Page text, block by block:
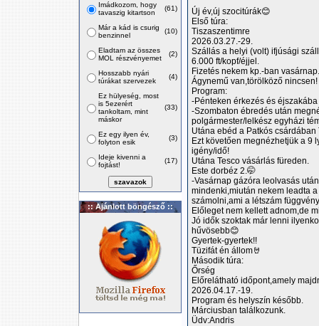
Imádkozom, hogy
tavaszig kitartson
(61)
Már a kád is csurig
benzinnel
(10)
Eladtam az összes
MOL részvényemet
(2)
Hosszabb nyári
túrákat szervezek
(4)
Ez hülyeség, most
is 5ezerért
tankoltam, mint
máskor
(33)
Ez egy ilyen év,
folyton esik
(3)
Ideje kivenni a
fojtást!
(17)
:: Ajánlott böngésző ::
Új év,új szocitúrák😊
Első túra:
Tiszaszentimre
2026.03.27.-29.
Szállás a helyi (volt) ifjúsági
6.000 ft/kopf/éjjel.
Fizetés nekem kp.-ban vasárnap.
Ágynemű van,törölköző nincsen!
Program:
-Pénteken érkezés és
-Szombaton ébredés után
polgármester/lelkész egyházi
Utána ebéd a Patkós
Ezt követően megnézhetjük a 9
igény/idő!
Utána Tesco vásárlás füreden.
Este dorbéz 2.🤭
-Vasárnap gázóra leolvasás
mindenki,miután nekem leadta
számolni,ami a létszám
Előleget nem kellett adnom,de
Jó idők szoktak már lenni
hűvösebb😊
Gyertek-gyertek!!
Tüzifát én állom🤘
Második túra:
Őrség
Előrelátható időpont,amely
2026.04.17.-19.
Program és helyszín később.
Márciusban találkozunk.
Üdv:Andris